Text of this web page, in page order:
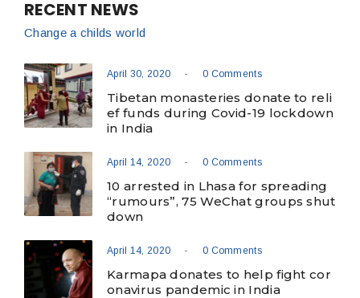
RECENT NEWS
Change a childs world
April 30, 2020 - 0 Comments
Tibetan monasteries donate to reli
ef funds during Covid-19 lockdown
in India
April 14, 2020 - 0 Comments
10 arrested in Lhasa for spreading
“rumours”, 75 WeChat groups shut
down
April 14, 2020 - 0 Comments
Karmapa donates to help fight cor
onavirus pandemic in India